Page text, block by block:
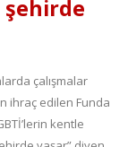
çalışmalar
ihraç edilen Funda
kentle